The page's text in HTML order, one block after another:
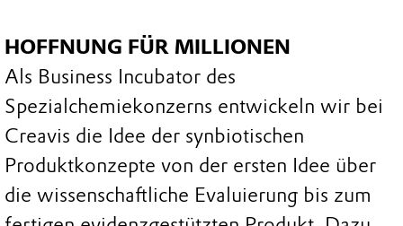
HOFFNUNG FÜR MILLIONEN
Als Business Incubator des
Spezialchemiekonzerns entwickeln wir bei
Creavis die Idee der synbiotischen
Produktkonzepte von der ersten Idee über
die wissenschaftliche Evaluierung bis zum